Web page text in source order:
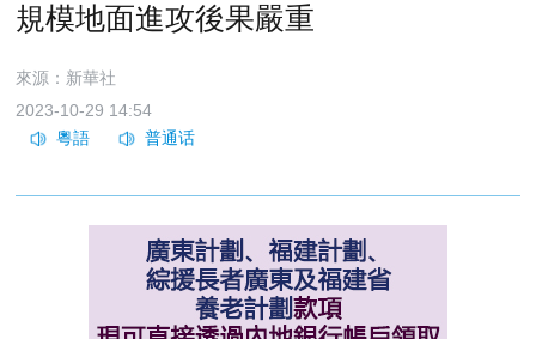
規模地面進攻後果嚴重
來源：新華社
2023-10-29 14:54